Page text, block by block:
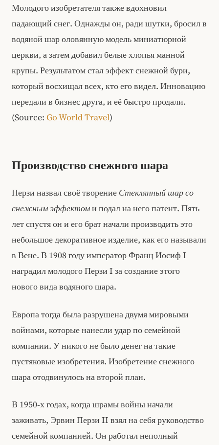
Молодого изобретателя также вдохновил
падающий снег. Однажды он, ради шутки, бросил в
водяной шар оловянную модель миниатюрной
церкви, а затем добавил белые хлопья манной
крупы. Результатом стал эффект снежной бури,
который восхищал всех, кто его видел. Инновацию
передали в бизнес друга, и её быстро продали.
(Source: Go World Travel)
Производство снежного шара
Перзи назвал своё творение Стеклянный шар со
снежным эффектоми подал на него патент. Пять
лет спустя он и его брат начали производить это
небольшое декоративное изделие, как его называли
в Вене. В 1908 году император Франц Иосиф I
наградил молодого Перзи I за создание этого
нового вида водяного шара.
Европа тогда была разрушена двумя мировыми
войнами, которые нанесли удар по семейной
компании. У никого не было денег на такие
пустяковые изобретения. Изобретение снежного
шара отодвинулось на второй план.
В 1950‑х годах, когда шрамы войны начали
заживать, Эрвин Перзи II взял на себя руководство
семейной компанией. Он работал неполный